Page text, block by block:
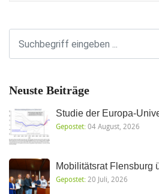
Neuste Beiträge
Studie der Europa-
Gepostet:04 August, 2026
Mobilitätsrat Flensburg
Gepostet:20 Juli, 2026